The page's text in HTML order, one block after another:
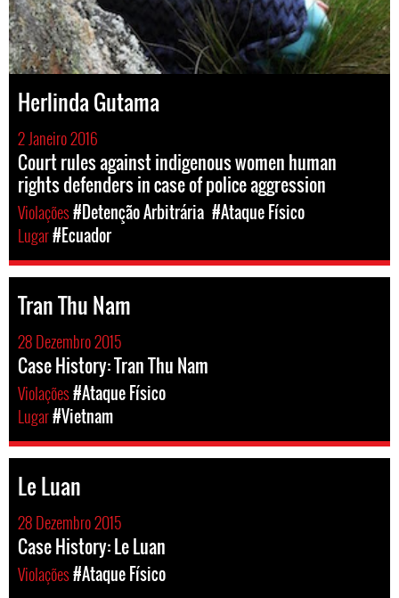
Herlinda Gutama
2 Janeiro 2016
Court rules against indigenous women human
rights defenders in case of police aggression
Violações#Detenção Arbitrária #Ataque Físico
Lugar#Ecuador
Tran Thu Nam
28 Dezembro 2015
Case History: Tran Thu Nam
Violações#Ataque Físico
Lugar#Vietnam
Le Luan
28 Dezembro 2015
Case History: Le Luan
Violações#Ataque Físico